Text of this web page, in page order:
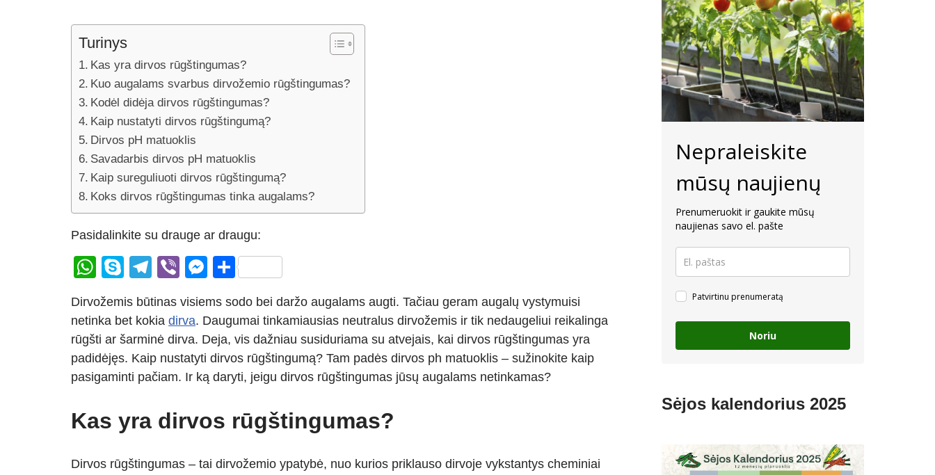
Turinys
Kas yra dirvos rūgštingumas?
Kuo augalams svarbus dirvožemio rūgštingumas?
Kodėl didėja dirvos rūgštingumas?
Kaip nustatyti dirvos rūgštingumą?
Dirvos pH matuoklis
Savadarbis dirvos pH matuoklis
Kaip sureguliuoti dirvos rūgštingumą?
Koks dirvos rūgštingumas tinka augalams?
Pasidalinkite su drauge ar draugu:
W
at
s
A
p
S
p
e
T
e
gr
a
m
Vi
er
M
ss
e
n
g
S
ar
e
Dirvožemis būtinas visiems sodo bei daržo augalams augti. Tačiau geram augalų vystymuisi
netinka bet kokia dirva. Daugumai tinkamiausias neutralus dirvožemis ir tik nedaugeliui reikalinga
rūgšti ar šarminė dirva. Deja, vis dažniau susiduriama su atvejais, kai dirvos rūgštingumas yra
padidėjęs. Kaip nustatyti dirvos rūgštingumą? Tam padės dirvos ph matuoklis – sužinokite kaip
pasigaminti pačiam. Ir ką daryti, jeigu dirvos rūgštingumas jūsų augalams netinkamas?
Kas yra dirvos rūgštingumas?
Dirvos rūgštingumas – tai dirvožemio ypatybė, nuo kurios priklauso dirvoje vykstantys cheminiai
Nepraleiskite
mūsų naujienų
Prenumeruokit ir gaukite mūsų
naujienas savo el. pašte
Patvirtinu prenumeratą
Noriu
Sėjos kalendorius 2025